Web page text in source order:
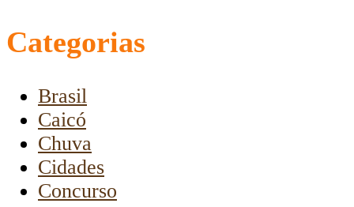
Categorias
Brasil
Caicó
Chuva
Cidades
Concurso